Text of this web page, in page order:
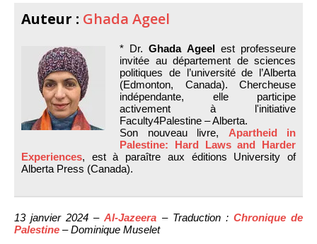
Auteur : Ghada Ageel
* Dr.Ghada Ageel est professeure
invitée au département de sciences
politiques de l’université de l’Alberta
(Edmonton, Canada). Chercheuse
indépendante, elle participe
activement à l'initiative
Faculty4Palestine – Alberta.
Son nouveau livre, Apartheid in
Palestine: Hard Laws and Harder
Experiences, est à paraître aux éditions University of
Alberta Press (Canada).
13 janvier 2024 –Al-Jazeera – Traduction : Chronique de
Palestine – Dominique Muselet